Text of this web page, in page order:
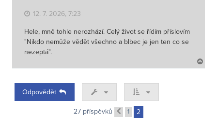
12. 7. 2026, 7:23
Hele, mně tohle nerozhází. Celý život se řídím příslovím
"Nikdo nemůže vědět všechno a blbec je jen ten co se
nezeptá".
a
Odpovědět
27 příspěvků Předchozí
1 2